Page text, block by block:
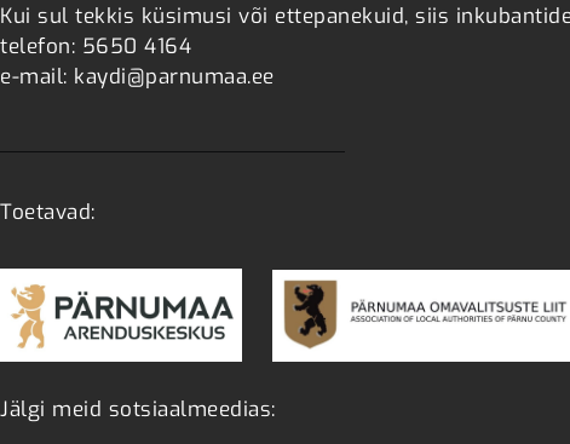
Kui sul tekkis küsimusi või ettepanekuid, siis
telefon: 5650 4164
e-mail: kaydi@parnumaa.ee
Toetavad:
Jälgi meid sotsiaalmeedias: